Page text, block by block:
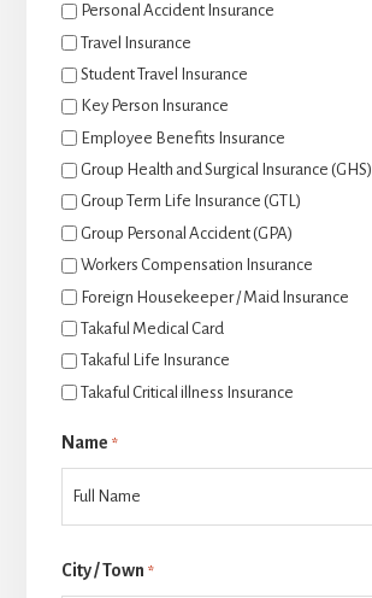
Personal Accident Insurance
Travel Insurance
Student Travel Insurance
Key Person Insurance
Employee Benefits Insurance
Group Health and Surgical Insurance (GHS)
Group Term Life Insurance (GTL)
Group Personal Accident (GPA)
Workers Compensation Insurance
Foreign Housekeeper / Maid Insurance
Takaful Medical Card
Takaful Life Insurance
Takaful Critical illness Insurance
Name *
一
City / Town *